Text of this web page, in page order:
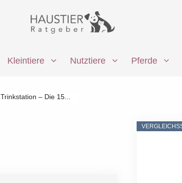
Kleintiere Nutztiere Pferde
Trinkstation – Die 15...